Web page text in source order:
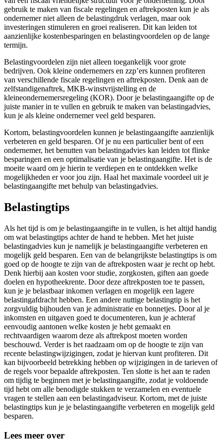
gebruik te maken van fiscale regelingen en aftrekposten kun je als
ondernemer niet alleen de belastingdruk verlagen, maar ook
investeringen stimuleren en groei realiseren. Dit kan leiden tot
aanzienlijke kostenbesparingen en belastingvoordelen op de lange
termijn.
Belastingvoordelen zijn niet alleen toegankelijk voor grote
bedrijven. Ook kleine ondernemers en zzp’ers kunnen profiteren
van verschillende fiscale regelingen en aftrekposten. Denk aan de
zelfstandigenaftrek, MKB-winstvrijstelling en de
kleineondernemersregeling (KOR). Door je belastingaangifte op de
juiste manier in te vullen en gebruik te maken van belastingadvies,
kun je als kleine ondernemer veel geld besparen.
Kortom, belastingvoordelen kunnen je belastingaangifte aanzienlijk
verbeteren en geld besparen. Of je nu een particulier bent of een
ondernemer, het benutten van belastingadvies kan leiden tot flinke
besparingen en een optimalisatie van je belastingaangifte. Het is de
moeite waard om je hierin te verdiepen en te ontdekken welke
mogelijkheden er voor jou zijn. Haal het maximale voordeel uit je
belastingaangifte met behulp van belastingadvies.
Belastingtips
Als het tijd is om je belastingaangifte in te vullen, is het altijd handig
om wat belastingtips achter de hand te hebben. Met het juiste
belastingadvies kun je namelijk je belastingaangifte verbeteren en
mogelijk geld besparen. Een van de belangrijkste belastingtips is om
goed op de hoogte te zijn van de aftrekposten waar je recht op hebt.
Denk hierbij aan kosten voor studie, zorgkosten, giften aan goede
doelen en hypotheekrente. Door deze aftrekposten toe te passen,
kun je je belastbaar inkomen verlagen en mogelijk een lagere
belastingafdracht hebben. Een andere nuttige belastingtip is het
zorgvuldig bijhouden van je administratie en bonnetjes. Door al je
inkomsten en uitgaven goed te documenteren, kun je achteraf
eenvoudig aantonen welke kosten je hebt gemaakt en
rechtvaardigen waarom deze als aftrekpost moeten worden
beschouwd. Verder is het raadzaam om op de hoogte te zijn van
recente belastingwijzigingen, zodat je hiervan kunt profiteren. Dit
kan bijvoorbeeld betrekking hebben op wijzigingen in de tarieven of
de regels voor bepaalde aftrekposten. Ten slotte is het aan te raden
om tijdig te beginnen met je belastingaangifte, zodat je voldoende
tijd hebt om alle benodigde stukken te verzamelen en eventuele
vragen te stellen aan een belastingadviseur. Kortom, met de juiste
belastingtips kun je je belastingaangifte verbeteren en mogelijk geld
besparen.
Lees meer over